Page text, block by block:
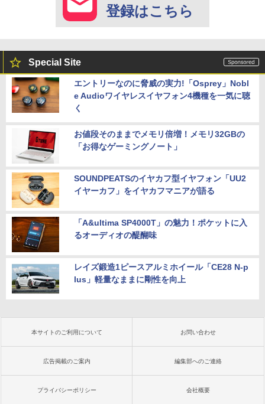
登録はこちら
Special Site
エントリーなのに脅威の実力!「Osprey」Nobl
e Audioワイヤレスイヤフォン4機種を一気に聴
く
お値段そのままでメモリ倍増！メモリ32GBの
「お得なゲーミングノート」
SOUNDPEATSのイヤカフ型イヤフォン「UU2
イヤーカフ」をイヤカフマニアが語る
「A&ultima SP4000T」の魅力！ポケットに入
るオーディオの醍醐味
レイズ鍛造1ピースアルミホイール「CE28 N-p
lus」軽量なままに剛性を向上
本サイトのご利用について お問い合わせ
広告掲載のご案内 編集部へのご連絡
プライバシーポリシー 会社概要